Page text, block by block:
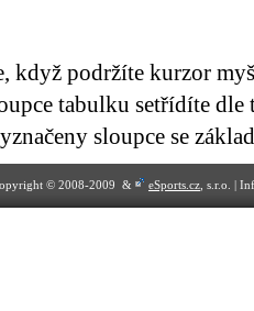
když podržíte kurzor
tabulku setřídíte dle
sloupce se
© 2008-2009 & eSports.cz , s.r.o. |